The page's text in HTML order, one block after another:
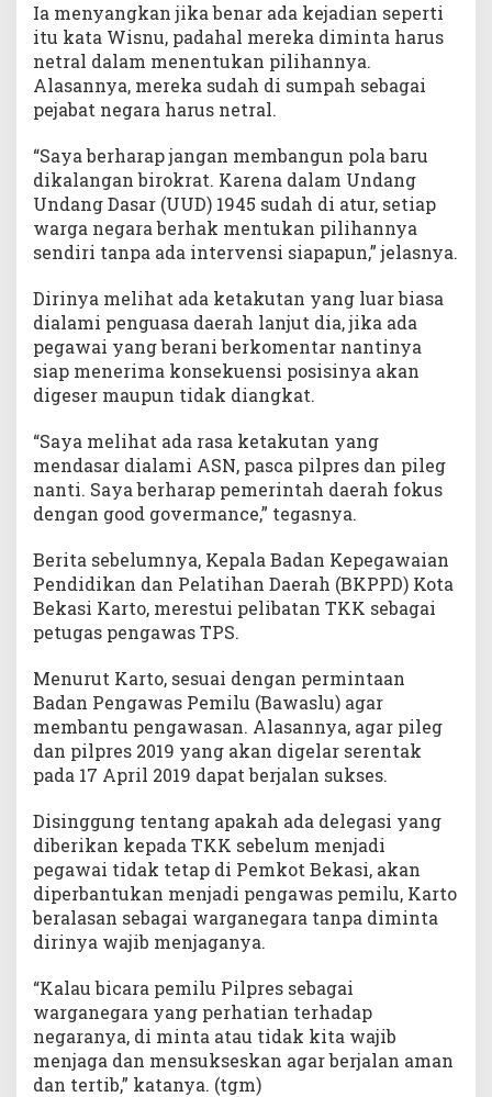
Ia menyangkan jika benar ada kejadian seperti
itu kata Wisnu, padahal mereka diminta harus
netral dalam menentukan pilihannya.
Alasannya, mereka sudah di sumpah sebagai
pejabat negara harus netral.
“Saya berharap jangan membangun pola baru
dikalangan birokrat. Karena dalam Undang
Undang Dasar (UUD) 1945 sudah di atur, setiap
warga negara berhak mentukan pilihannya
sendiri tanpa ada intervensi siapapun,” jelasnya.
Dirinya melihat ada ketakutan yang luar biasa
dialami penguasa daerah lanjut dia, jika ada
pegawai yang berani berkomentar nantinya
siap menerima konsekuensi posisinya akan
digeser maupun tidak diangkat.
“Saya melihat ada rasa ketakutan yang
mendasar dialami ASN, pasca pilpres dan pileg
nanti. Saya berharap pemerintah daerah fokus
dengan good govermance,” tegasnya.
Berita sebelumnya, Kepala Badan Kepegawaian
Pendidikan dan Pelatihan Daerah (BKPPD) Kota
Bekasi Karto, merestui pelibatan TKK sebagai
petugas pengawas TPS.
Menurut Karto, sesuai dengan permintaan
Badan Pengawas Pemilu (Bawaslu) agar
membantu pengawasan. Alasannya, agar pileg
dan pilpres 2019 yang akan digelar serentak
pada 17 April 2019 dapat berjalan sukses.
Disinggung tentang apakah ada delegasi yang
diberikan kepada TKK sebelum menjadi
pegawai tidak tetap di Pemkot Bekasi, akan
diperbantukan menjadi pengawas pemilu, Karto
beralasan sebagai warganegara tanpa diminta
dirinya wajib menjaganya.
“Kalau bicara pemilu Pilpres sebagai
warganegara yang perhatian terhadap
negaranya, di minta atau tidak kita wajib
menjaga dan mensukseskan agar berjalan aman
dan tertib,” katanya. (tgm)